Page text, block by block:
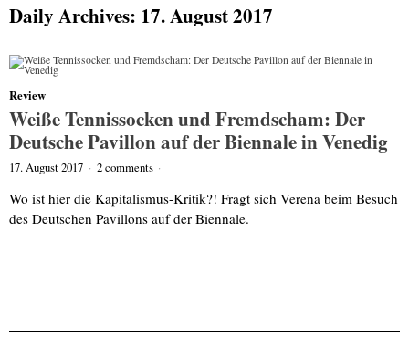
Daily Archives: 17. August 2017
Review
Weiße Tennissocken und Fremdscham: Der
Deutsche Pavillon auf der Biennale in Venedig
17. August 2017 · 2 comments ·
Wo ist hier die Kapitalismus-Kritik?! Fragt sich Verena beim Besuch
des Deutschen Pavillons auf der Biennale.